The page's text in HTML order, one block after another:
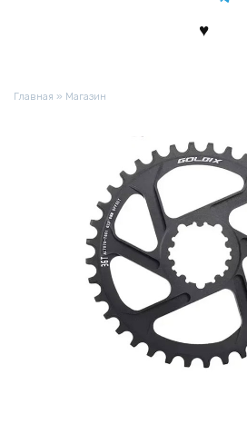
Главная » Магазин